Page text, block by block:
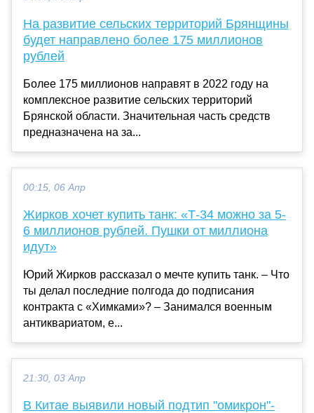
На развитие сельских территорий Брянщины
будет направлено более 175 миллионов
рублей
Более 175 миллионов направят в 2022 году на
комплексное развитие сельских территорий
Брянской области. Значительная часть средств
предназначена на за...
00:15, 06 Апр
Жирков хочет купить танк: «Т-34 можно за 5-
6 миллионов рублей. Пушки от миллиона
идут»
Юрий Жирков рассказал о мечте купить танк. – Что
ты делал последние полгода до подписания
контракта с «Химками»? – Занимался военным
антиквариатом, е...
21:30, 03 Апр
В Китае выявили новый подтип "омикрон"-